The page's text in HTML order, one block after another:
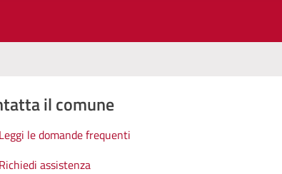
il comune
Leggi le domande frequenti
Richiedi assistenza